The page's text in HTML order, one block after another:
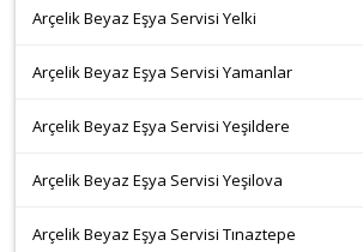
Arçelik Beyaz Eşya Servisi Yelki
Arçelik Beyaz Eşya Servisi Yamanlar
Arçelik Beyaz Eşya Servisi Yeşildere
Arçelik Beyaz Eşya Servisi Yeşilova
Arçelik Beyaz Eşya Servisi Tınaztepe